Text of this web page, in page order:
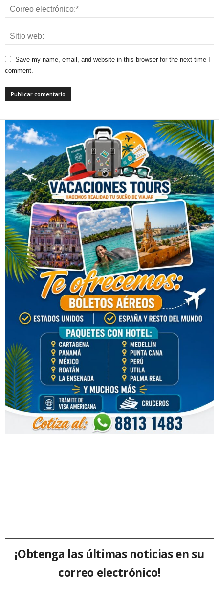
Save my name, email, and website in this browser for the next time I
comment.
¡Obtenga las últimas noticias en su
correo electrónico!